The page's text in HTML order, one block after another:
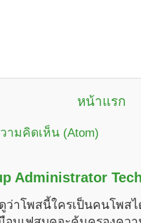
หน้าแรก
ามคิดเห็น (Atom)
Administrator
ว่าโพสนี้ใครเป็นคนโพส